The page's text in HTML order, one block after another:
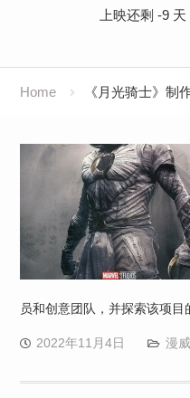
上映还剩 -9 天
Home 《月光骑士》制
员和创意团队，并探索该项目
2022年11月4日 漫